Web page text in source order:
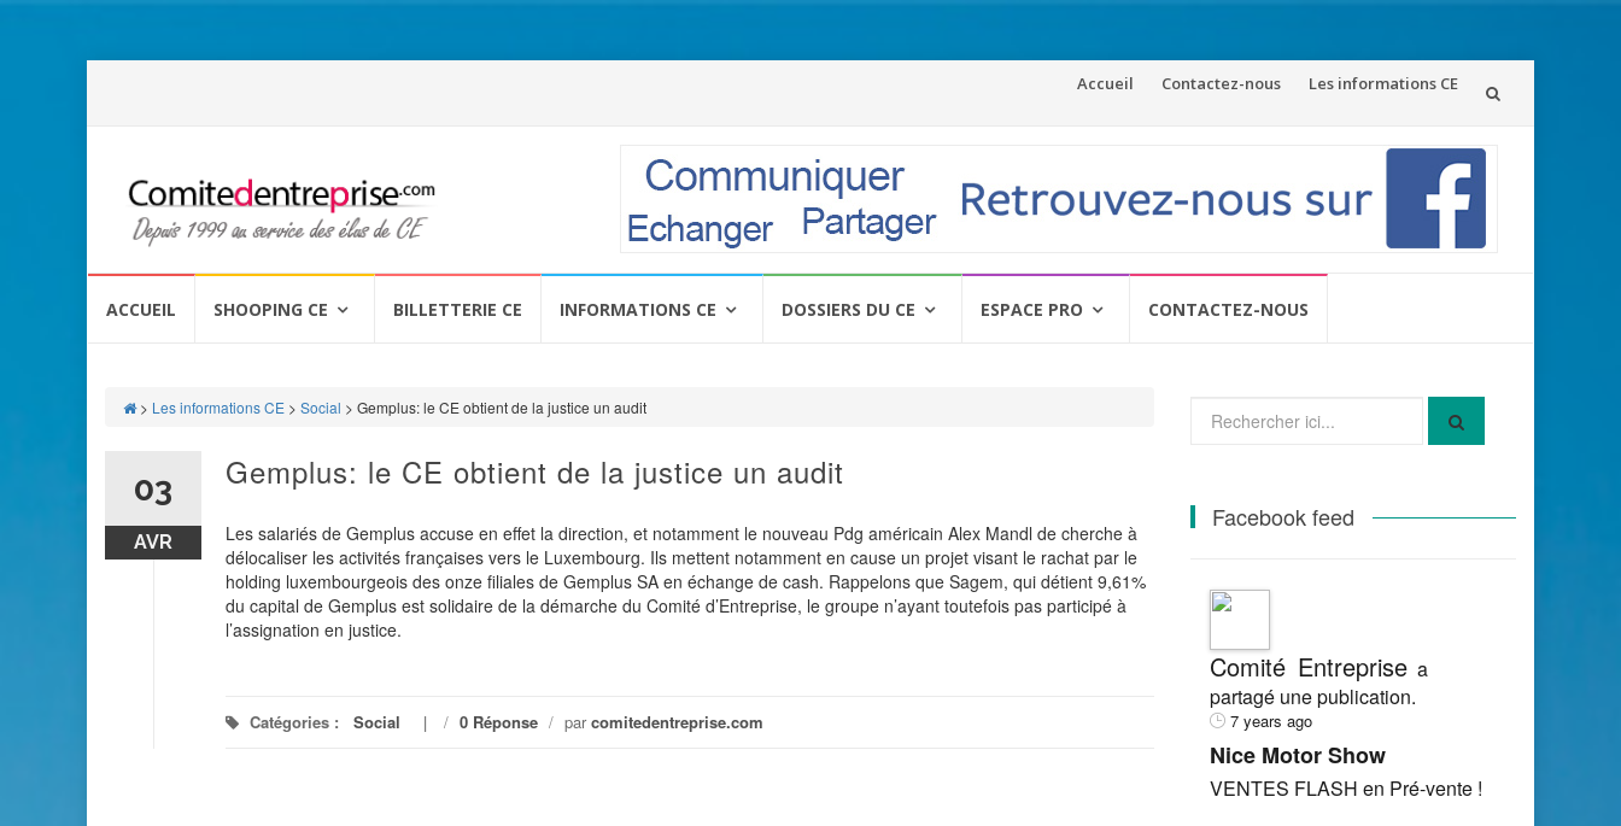
Aller
Accueil Contactez-nous Les informations CE
ACCUEIL SHOOPING CE BILLETTERIE CE INFORMATIONS CE DOSSIERS DU CE ESPACE PRO CONTACTEZ-NOUS
> Les informations CE > Social > Gemplus: le CE obtient de la justice un audit
03
AVR
Gemplus: le CE obtient de la justice un audit
Les salariés de Gemplus accuse en effet la direction, et notamment le nouveau Pdg américain Alex Mandl de cherche à
délocaliser les activités françaises vers le Luxembourg. Ils mettent notamment en cause un projet visant le rachat par le
holding luxembourgeois des onze filiales de Gemplus SA en échange de cash. Rappelons que Sagem, qui détient 9,61%
du capital de Gemplus est solidaire de la démarche du Comité d’Entreprise, le groupe n’ayant toutefois pas participé à
l’assignation en justice.
Catégories : Social / 0 Réponse / parcomitedentreprise.com
pour
Facebook feed
Comité Entreprisea
partagé une publication.
7 years ago
Nice Motor Show
VENTES FLASH en Pré-vente !